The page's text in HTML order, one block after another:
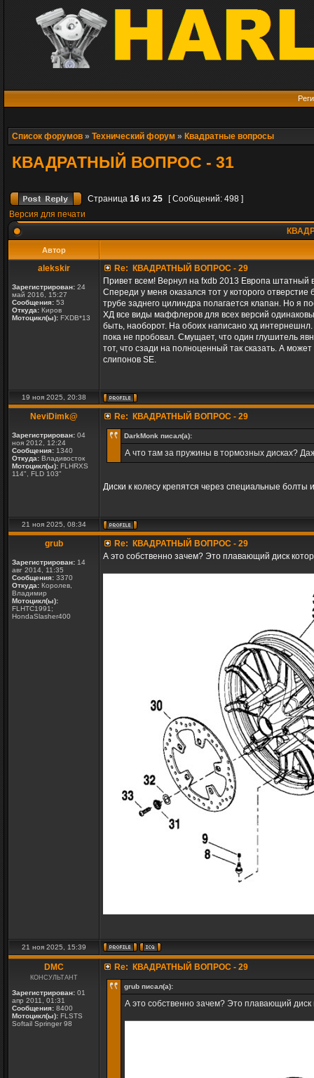
Список форумов » Технический форум » Квадратные вопросы
КВАДРАТНЫЙ ВОПРОС - 31
Страница 16 из 25
[ Сообщений: 498 ]
Версия для печати
Автор
alekskir
Зарегистрирован: 24
май 2016, 15:27
Сообщения: 53
Откуда: Киров
Мотоцикл(ы): FXDB*13
Re: КВАДРАТНЫЙ ВОПРОС - 29
Привет всем! Вернул на fxdb 2013 Европа штатный
Спереди у меня оказался тот у которого
трубе заднего цилиндра полагается клапан. Но я
ХД все виды маффлеров для всех версий
быть, наоборот. На обоих написано хд интернешнл.
пока не пробовал. Смущает, что один глушитель
тот, что сзади на полноценный так сказать. А
слипонов SE.
19 ноя 2025, 20:38
NeviDimk@
Зарегистрирован: 04
ноя 2012, 12:24
Сообщения: 1340
Откуда: Владивосток
Мотоцикл(ы): FLHRXS
114", FLD 103"
Re: КВАДРАТНЫЙ ВОПРОС - 29
DarkMonk писал(а):
А что там за пружины в тормозных дисках?
Диски к колесу крепятся через специальные болты
21 ноя 2025, 08:34
grub
Зарегистрирован: 14
авг 2014, 11:35
Сообщения: 3370
Откуда: Королев,
Владимир
Мотоцикл(ы):
FLHTC1991;
HondaSlasher400
Re: КВАДРАТНЫЙ ВОПРОС - 29
А это собственно зачем? Это плавающий диск
21 ноя 2025, 15:39
DMC
КОНСУЛЬТАНТ
Зарегистрирован: 01
апр 2011, 01:31
Сообщения: 8400
Мотоцикл(ы): FLSTS
Softail Springer 98
Re: КВАДРАТНЫЙ ВОПРОС - 29
grub писал(а):
А это собственно зачем? Это плавающий диск